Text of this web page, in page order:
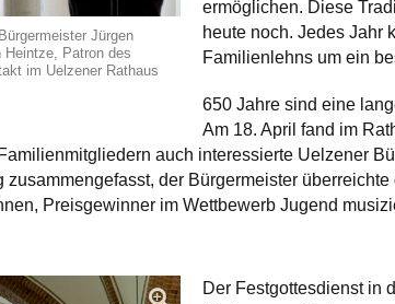
Jürgen
Heintze, Patron des
im Uelzener Rathaus
ermöglichen. Diese
heute noch. Jedes Jahr
Familienlehns um ein
650 Jahre sind eine
Am 18. April fand im
auch interessierte Uelzener
zusammengefasst, der Bürgermeister
Preisgewinner im Wettbewerb Jugend
Der Festgottesdienst in